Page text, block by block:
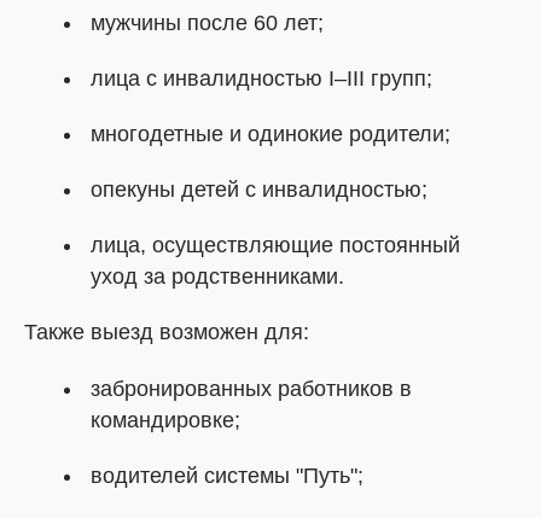
мужчины после 60 лет;
лица с инвалидностью I–III групп;
многодетные и одинокие родители;
опекуны детей с инвалидностью;
лица, осуществляющие постоянный
уход за родственниками.
Также выезд возможен для:
забронированных работников в
командировке;
водителей системы "Путь";